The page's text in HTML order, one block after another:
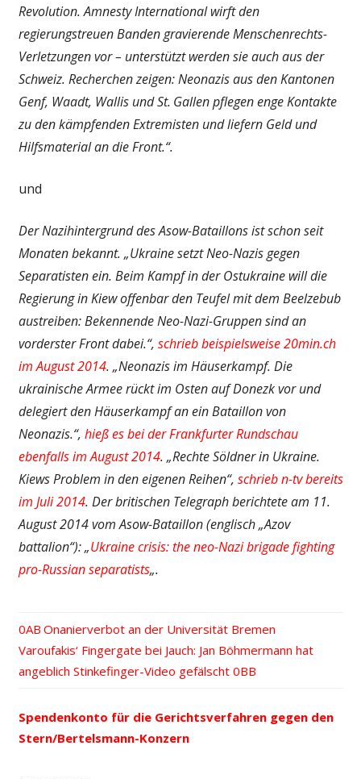
Revolution. Amnesty International wirft den
regierungstreuen Banden gravierende Menschenrechts-
Verletzungen vor – unterstützt werden sie auch aus der
Schweiz. Recherchen zeigen: Neonazis aus den Kantonen
Genf, Waadt, Wallis und St. Gallen pflegen enge Kontakte
zu den kämpfenden Extremisten und liefern Geld und
Hilfsmaterial an die Front.“.
und
Der Nazihintergrund des Asow-Bataillons ist schon seit
Monaten bekannt. „Ukraine setzt Neo-Nazis gegen
Separatisten ein. Beim Kampf in der Ostukraine will die
Regierung in Kiew offenbar den Teufel mit dem Beelzebub
austreiben: Bekennende Neo-Nazi-Gruppen sind an
vorderster Front dabei.“, schrieb beispielsweise 20min.ch
im August 2014. „Neonazis im Häuserkampf. Die
ukrainische Armee rückt im Osten auf Donezk vor und
delegiert den Häuserkampf an ein Bataillon von
Neonazis.“, hieß es bei der Frankfurter Rundschau
ebenfalls im August 2014. „Rechte Söldner in Ukraine.
Kiews Problem in den eigenen Reihen“, schrieb n-tv bereits
im Juli 2014. Der britischen Telegraph berichtete am 11.
August 2014 vom Asow-Bataillon (englisch „Azov
battalion“): „Ukraine crisis: the neo-Nazi brigade fighting
pro-Russian separatists„.
Beitrags-
Navigation
Vorheriger
Beitrag:
Onanierverbot an der Universität Bremen
Nächster
Beitrag:
Varoufakis‘ Fingergate bei Jauch: Jan Böhmermann hat
angeblich Stinkefinger-Video gefälscht
Spendenkonto für die Gerichtsverfahren gegen den
Stern/Bertelsmann-Konzern